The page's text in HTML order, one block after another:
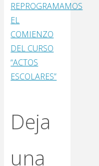
REPROGRAMAMOS
EL
COMIENZO
DEL CURSO
“ACTOS
ESCOLARES”
Deja
una